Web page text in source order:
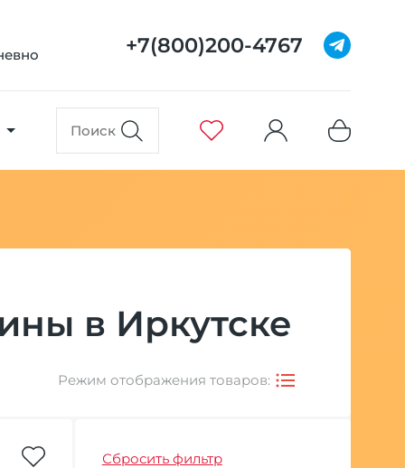
+7(800)200-4767
в Иркутске
Режим отображения товаров:
Сбросить фильтр